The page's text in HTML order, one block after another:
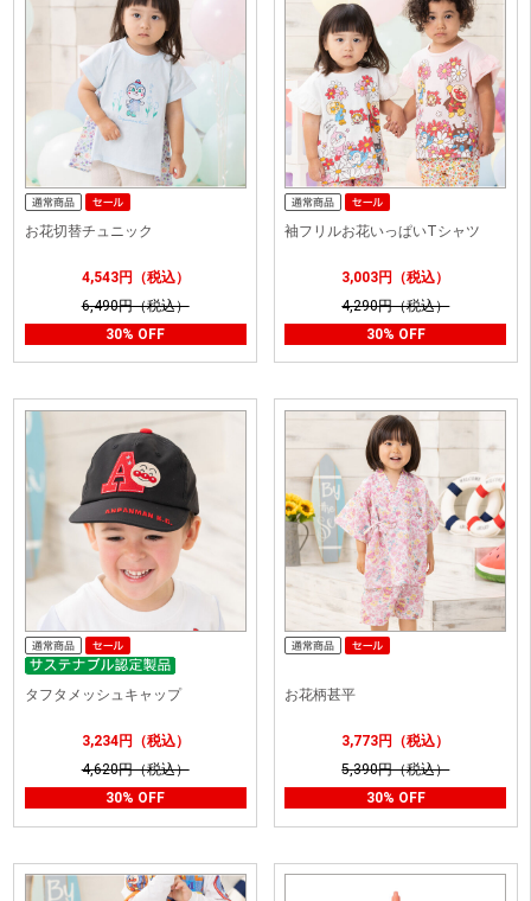
お花切替チュニック
4,543円（税込）
6,490円（税込）
30% OFF
袖フリルお花いっぱいTシャツ
3,003円（税込）
4,290円（税込）
30% OFF
タフタメッシュキャップ
3,234円（税込）
4,620円（税込）
30% OFF
お花柄甚平
3,773円（税込）
5,390円（税込）
30% OFF